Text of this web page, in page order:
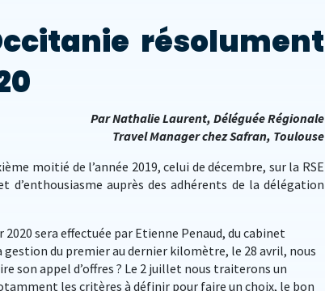
résolument
Par Nathalie Laurent, Déléguée Régionale
Travel Manager chez Safran, Toulouse
moitié de l’année 2019, celui de décembre, sur la RSE
d’enthousiasme auprès des adhérents de la délégation
sera effectuée par Etienne Penaud, du cabinet
du premier au dernier kilomètre, le 28 avril, nous
son appel d’offres ? Le 2 juillet nous traiterons un
les critères à définir pour faire un choix, le bon